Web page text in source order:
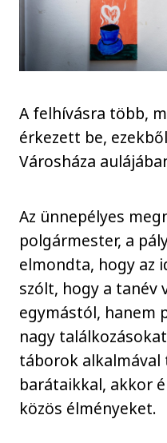
A felhívásra több,
érkezett be,
Városháza
Az ünnepélyes
polgármester, a
elmondta, hogy az
szólt, hogy a tanév
egymástól, hanem
nagy
táborok
barátaikkal, akkor
közös élményeket.